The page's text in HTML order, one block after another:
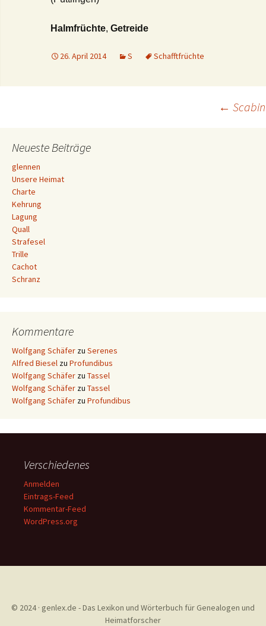
Halmfrüchte, Getreide
26. April 2014 S Schafftfrüchte
Navigation
←
Neueste Beiträge
glennen
Unsere Heimat
Charte
Kehrung
Lagung
Quall
Strafesel
Trille
Cachot
Schranz
Kommentare
Wolfgang Schäfer zu Serenes
Alfred Biesel zu Profundibus
Wolfgang Schäfer zu Tassel
Wolfgang Schäfer zu Tassel
Wolfgang Schäfer zu Profundibus
Verschiedenes
Anmelden
Eintrags-Feed
Kommentar-Feed
WordPress.org
© 2024 · genlex.de - Das Lexikon und Wörterbuch für Genealogen und
Heimatforscher